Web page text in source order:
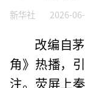
新华社 2026-
改编自
角》热播，
注。荧屏上